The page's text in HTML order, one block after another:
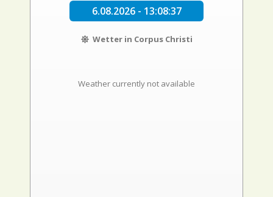
6.08.2026 - 13:08:38
Wetter in Corpus Christi
Weather currently not available